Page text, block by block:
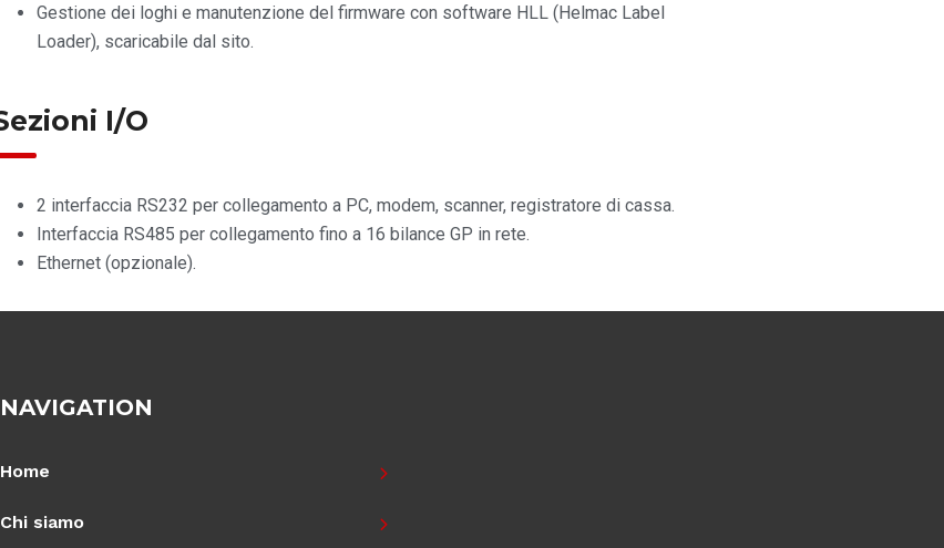
Gestione dei loghi e manutenzione del firmware con software HLL (Helmac Label
Loader), scaricabile dal sito.
I/O
2 interfaccia RS232 per collegamento a PC, modem, scanner, registratore di cassa.
Interfaccia RS485 per collegamento fino a 16 bilance GP in rete.
Ethernet (opzionale).
NAVIGATION
Home
Chi siamo